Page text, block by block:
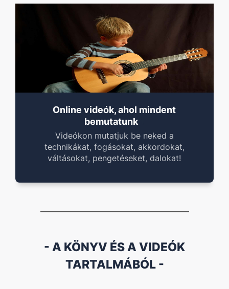
Online videók, ahol mindent
bemutatunk!
Videókon mutatjuk be neked a
technikákat, fogásokat, akkordokat,
váltásokat, pengetéseket, dalokat!
- A KÖNYV ÉS A VIDEÓK
TARTALMÁBÓL -